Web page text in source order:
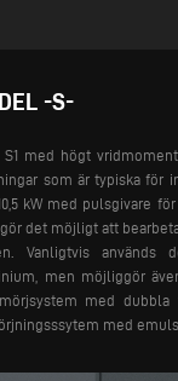
-S-
S1 med högt
som är typiska för
kW med pulsgivare
det möjligt att
Vanligtvis används
men möjliggör
med dubbla
med